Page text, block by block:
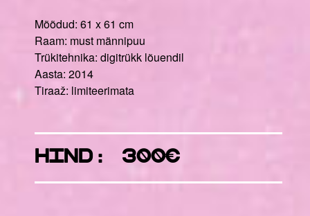
Mõõdud: 61 x 61 cm
Raam: must männipuu
Trükitehnika: digitrükk lõuendil
Aasta: 2014
Tiraaž: limiteerimata
hind: 300€